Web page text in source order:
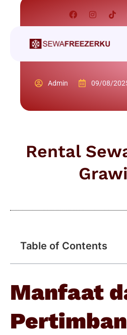
Admin 09/08/
Rental
Table of Contents
Manfaat